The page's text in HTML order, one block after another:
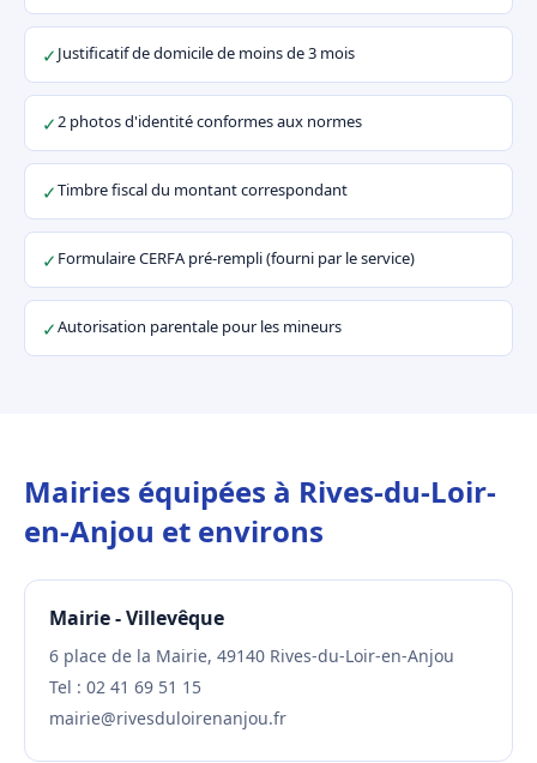
✓Justificatif de domicile de moins de 3 mois
✓2 photos d'identité conformes aux normes
✓Timbre fiscal du montant correspondant
✓ Formulaire CERFA pré-rempli (fourni par le service)
✓Autorisation parentale pour les mineurs
Mairies équipées à Rives-du-Loir-
en-Anjou et environs
Mairie - Villevêque
6 place de la Mairie, 49140 Rives-du-Loir-en-Anjou
Tel : 02 41 69 51 15
mairie@rivesduloirenanjou.fr